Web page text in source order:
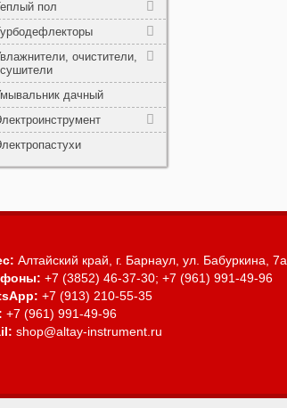
пол
очистители,
дачный
Алтайский край, г. Барнаул, ул. Бабуркина, 7а
+7 (3852) 46-37-30; +7 (961) 991-49-96
+7 (913) 210-55-35
+7 (961) 991-49-96
shop@altay-instrument.ru